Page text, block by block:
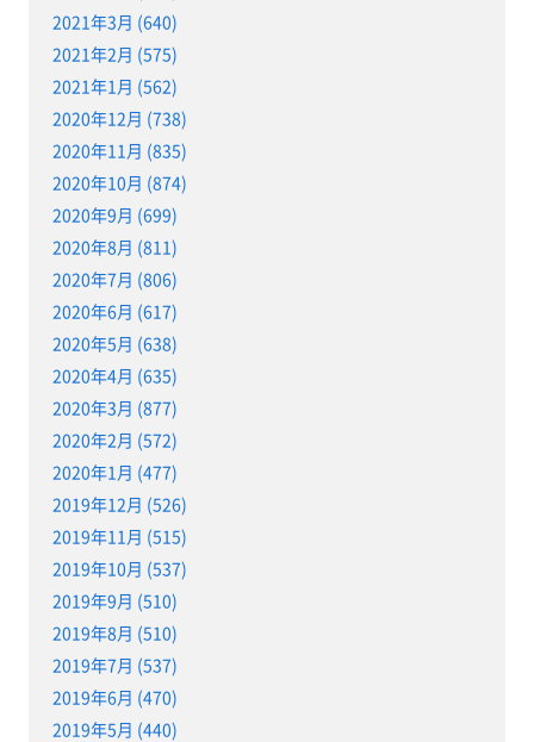
2021年3月 (640)
2021年2月 (575)
2021年1月 (562)
2020年12月 (738)
2020年11月 (835)
2020年10月 (874)
2020年9月 (699)
2020年8月 (811)
2020年7月 (806)
2020年6月 (617)
2020年5月 (638)
2020年4月 (635)
2020年3月 (877)
2020年2月 (572)
2020年1月 (477)
2019年12月 (526)
2019年11月 (515)
2019年10月 (537)
2019年9月 (510)
2019年8月 (510)
2019年7月 (537)
2019年6月 (470)
2019年5月 (440)